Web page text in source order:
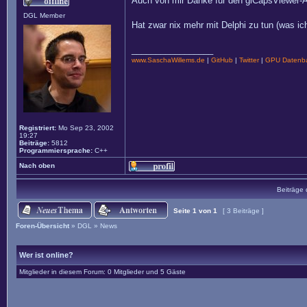
DGL Member
Registriert: Mo Sep 23, 2002
19:27
Beiträge: 5812
Programmiersprache: C++
Hat zwar nix mehr mit Delphi zu tun (was
www.SaschaWillems.de | GitHub | Twitter| GPU
Nach oben
Beiträge
Seite 1 von 1
[ 3 Beiträge ]
Foren-Übersicht » DGL » News
Wer ist online?
Mitglieder in diesem Forum: 0 Mitglieder und 5 Gäste